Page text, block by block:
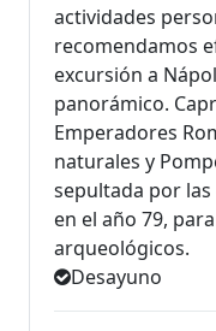
actividades
recomendamos
excursión a
panorámico.
Emperadores
naturales y
sepultada por las
en el año 79,
arqueológicos.
Desayuno